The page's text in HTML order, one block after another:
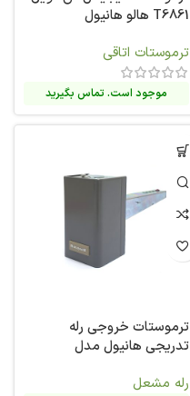
T6861 هالو هانیول
ترموستات اتاقی
موجود است. تماس بگیرید
ترموستات خروجی رله
تدریجی هانیول مدل
رله مشعل